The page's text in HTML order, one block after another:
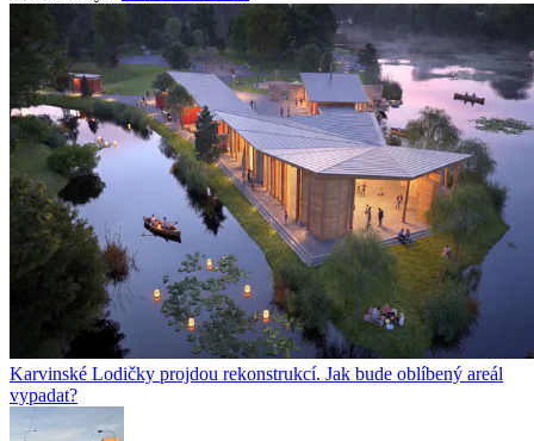
Karvinské Lodičky projdou rekonstrukcí. Jak bude oblíbený areál
vypadat?